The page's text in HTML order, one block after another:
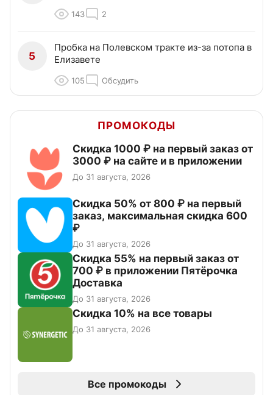
143 2
5
Пробка на Полевском тракте из-за потопа в
Елизавете
105 Обсудить
ПРОМОКОДЫ
Скидка 1000 ₽ на первый заказ от
3000 ₽ на сайте и в приложении
До 31 августа, 2026
Скидка 50% от 800 ₽ на первый
заказ, максимальная скидка 600
₽
До 31 августа, 2026
Скидка 55% на первый заказ от
700 ₽ в приложении Пятёрочка
Доставка
До 31 августа, 2026
Скидка 10% на все товары
До 31 августа, 2026
Все промокоды